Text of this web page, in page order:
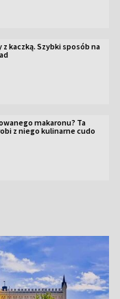
kaczką. Szybki sposób na
makaronu? Ta
z niego kulinarne cudo